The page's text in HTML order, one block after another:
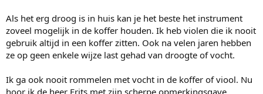
Als het erg droog is in huis kan je het beste het instrument
zoveel mogelijk in de koffer houden. Ik heb violen die ik nooit
gebruik altijd in een koffer zitten. Ook na velen jaren hebben
ze op geen enkele wijze last gehad van droogte of vocht.
Ik ga ook nooit rommelen met vocht in de koffer of viool. Nu
hoor ik de heer Frits met zijn scherpe opmerkingsgave